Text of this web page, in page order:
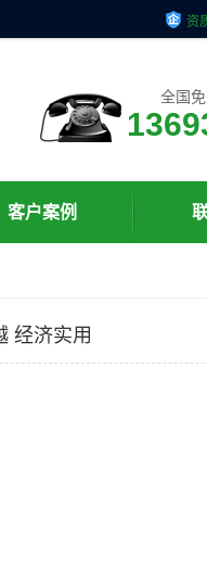
资
全国免
客户案例
经济实用